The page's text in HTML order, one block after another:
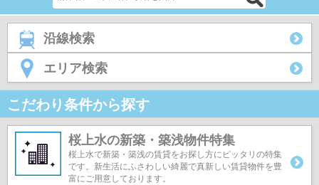
沿線検索
エリア検索
こだわり条件から探す
桜上水の新築・築浅物件特集
桜上水で新築・築浅の賃貸をお探し方にピッタリの特集
です。新生活にふさわしい綺麗で真新しい賃貸物件を豊
富にご用意しております。